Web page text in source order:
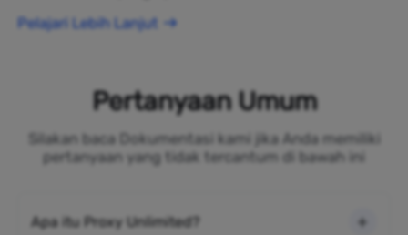
Pelajari Lebih Lanjut
Pertanyaan Umum
Silakan baca Dokumentasi kami jika Anda memiliki
pertanyaan yang tidak tercantum di bawah ini
Apa itu Proxy Unlimited?